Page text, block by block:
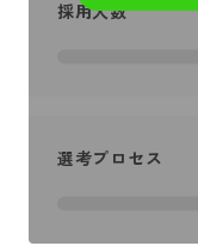
採用人数
選考プロセス